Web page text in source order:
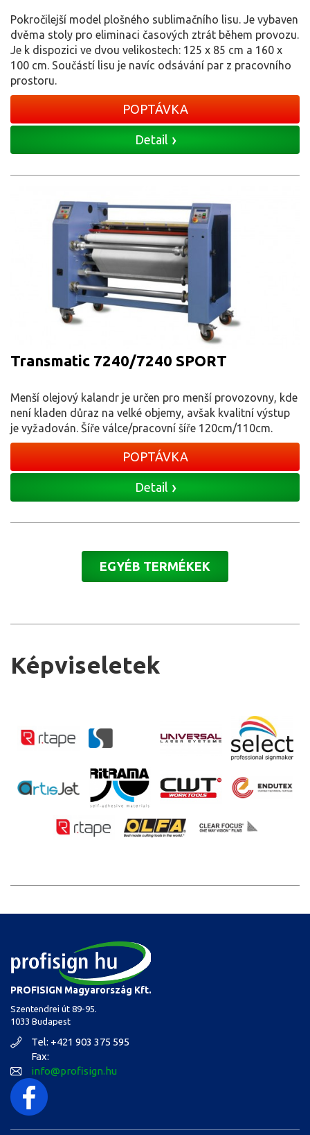
Pokročilejší model plošného sublimačního lisu. Je vybaven
dvěma stoly pro eliminaci časových ztrát během provozu.
Je k dispozici ve dvou velikostech: 125 x 85 cm a 160 x
100 cm. Součástí lisu je navíc odsávání par z pracovního
prostoru.
POPTÁVKA
Detail
Transmatic 7240/7240 SPORT
Menší olejový kalandr je určen pro menší provozovny, kde
není kladen důraz na velké objemy, avšak kvalitní výstup
je vyžadován. Šíře válce/pracovní šíře 120cm/110cm.
POPTÁVKA
Detail
EGYÉB TERMÉKEK
Képviseletek
PROFISIGN Magyarország Kft.
Szentendrei út 89-95.
1033 Budapest
Tel: +421 903 375 595
Fax:
info@profisign.hu